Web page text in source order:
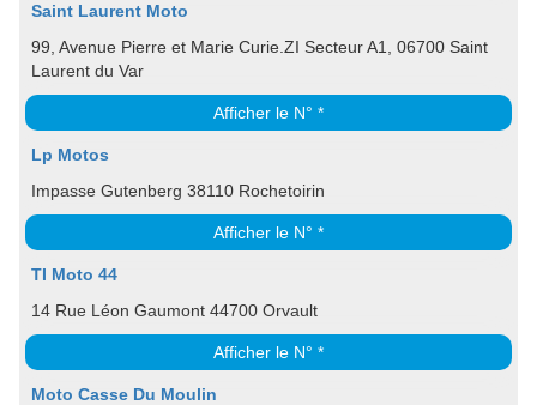
Saint Laurent Moto
99, Avenue Pierre et Marie Curie.ZI Secteur A1, 06700 Saint
Laurent du Var
Afficher le N° *
Lp Motos
Impasse Gutenberg 38110 Rochetoirin
Afficher le N° *
TI Moto 44
14 Rue Léon Gaumont 44700 Orvault
Afficher le N° *
Moto Casse Du Moulin